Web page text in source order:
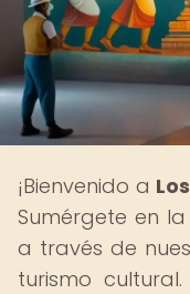
¡Bienvenido a
Sumérgete en
a través de
turismo